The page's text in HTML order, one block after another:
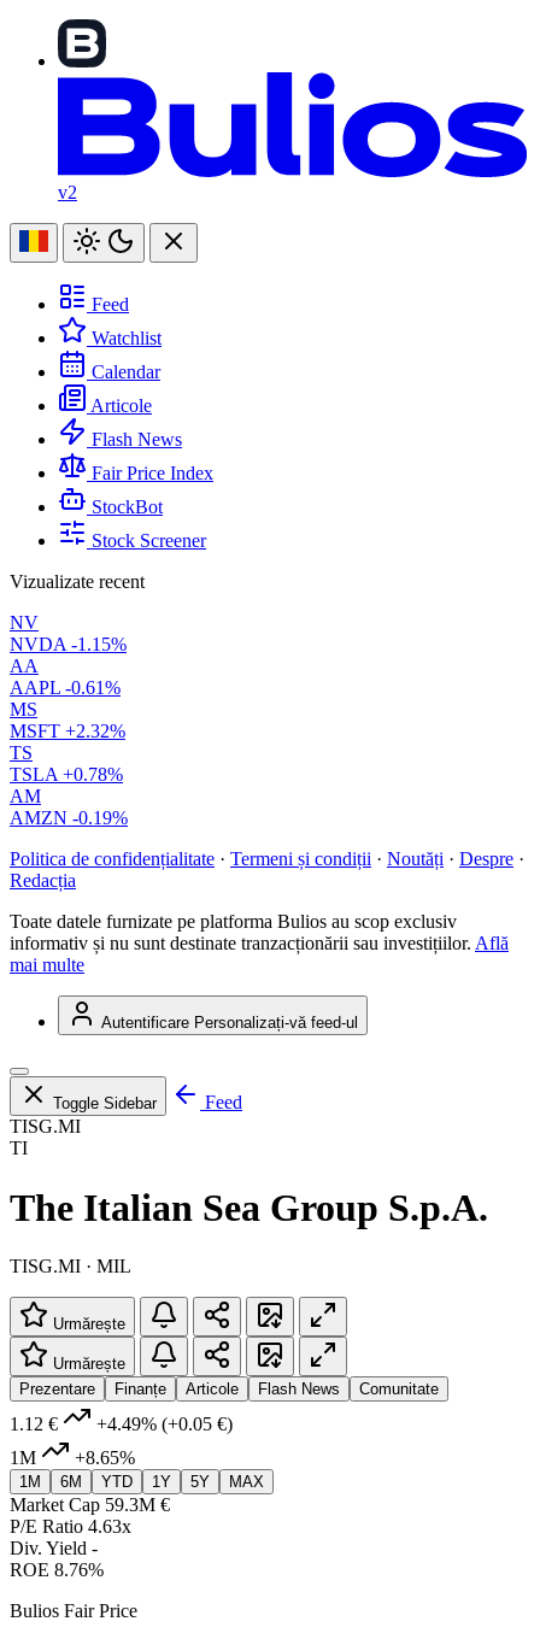
v2
Feed
Watchlist
Calendar
Articole
Flash News
Fair Price Index
StockBot
Stock Screener
Vizualizate recent
NV
NVDA -1.15%
AA
AAPL -0.61%
MS
MSFT +2.32%
TS
TSLA +0.78%
AM
AMZN -0.19%
Politica de confidențialitate · Termeni și condiții · Noutăți · Despre ·
Redacția
Toate datele furnizate pe platforma Bulios au scop exclusiv
informativ și nu sunt destinate tranzacționării sau investițiilor. Află
mai multe
Autentificare Personalizați-vă feed-ul
Toggle Sidebar
Feed
TISG.MI
TI
The Italian Sea Group S.p.A.
TISG.MI · MIL
Urmărește
Urmărește
Prezentare
Finanțe Articole Flash News Comunitate
1.12 € +4.49% (+0.05 €)
1M
+8.65%
1M 6M YTD 1Y 5Y MAX
Market Cap 59.3M €
P/E Ratio 4.63x
Div. Yield -
ROE 8.76%
Bulios Fair Price